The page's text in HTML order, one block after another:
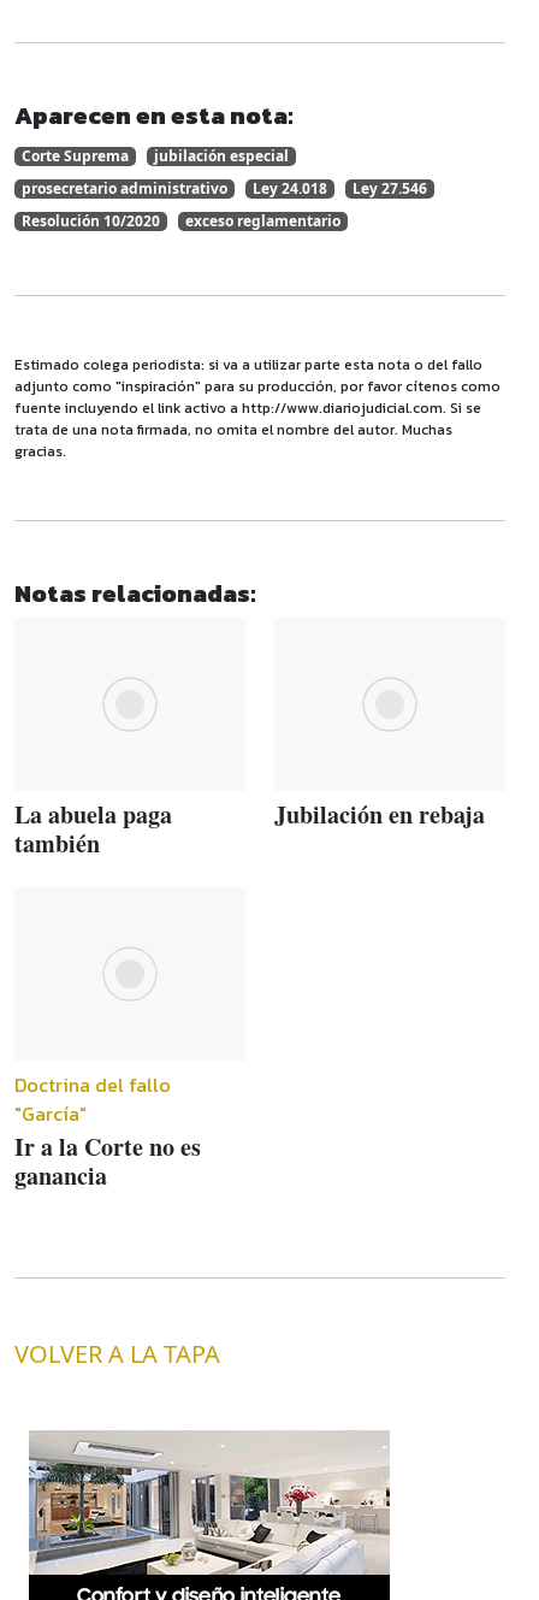
Aparecen en esta nota:
Corte Suprema
jubilación especial
prosecretario administrativo
Ley 24.018
Ley 27.546
Resolución 10/2020
exceso reglamentario
Estimado colega periodista: si va a utilizar parte esta nota o del fallo
adjunto como "inspiración" para su producción, por favor cítenos como
fuente incluyendo el link activo a http://www.diariojudicial.com. Si se
trata de una nota firmada, no omita el nombre del autor. Muchas
gracias.
Notas relacionadas:
La abuela paga
también
Jubilación en rebaja
Doctrina del fallo
"García"
Ir a la Corte no es
ganancia
VOLVER A LA TAPA